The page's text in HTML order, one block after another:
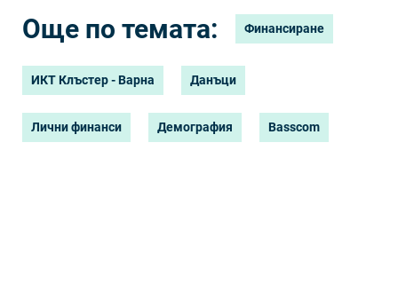
Още по темата: Финансиране
ИКТ Клъстер - Варна Данъци
Лични финанси Демография Basscom